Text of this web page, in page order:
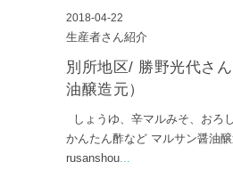
2018-04-22
生産者さん紹介
別所地区/ 勝野光代さ
油醸造元）
しょうゆ、辛マルみそ、おろ
かんたん酢など マルサン醤油
rusanshou...